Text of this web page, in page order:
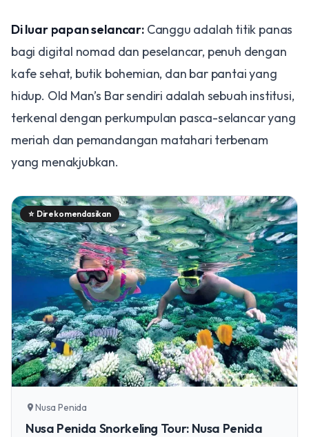
Di luar papan selancar:Canggu adalah titik panas
bagi digital nomad dan peselancar, penuh dengan
kafe sehat, butik bohemian, dan bar pantai yang
hidup. Old Man’s Bar sendiri adalah sebuah institusi,
terkenal dengan perkumpulan pasca-selancar yang
meriah dan pemandangan matahari terbenam
yang menakjubkan.
⭐ Direkomendasikan
location_on Nusa Penida
Nusa Penida Snorkeling Tour: Nusa Penida